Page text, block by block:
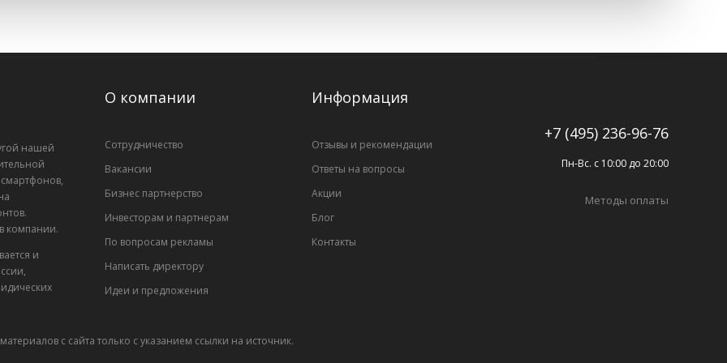
нашей
смартфонов,
компании.
и
О компании
Сотрудничество
Вакансии
Бизнес партнерство
Инвесторам и партнерам
По вопросам рекламы
Написать директору
Идеи и предложения
Информация
Отзывы и рекомендации
Ответы на вопросы
Акции
Блог
Контакты
+7 (495) 236-96-76
Пн-Вс. с 10:00 до 20:00
Методы оплаты
с сайта только с указанием ссылки на источник.